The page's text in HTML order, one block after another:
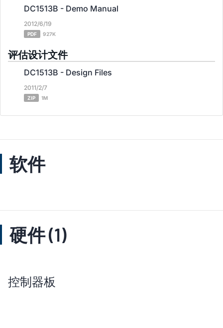
DC1513B - Demo Manual
2012/6/19
PDF 927K
评估设计文件
DC1513B - Design Files
2011/2/7
ZIP 1M
软件
硬件 (1)
控制器板